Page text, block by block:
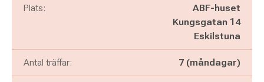
Plats:
ABF-huset
Kungsgatan 14
Eskilstuna
Antal träffar: 7 (måndagar)